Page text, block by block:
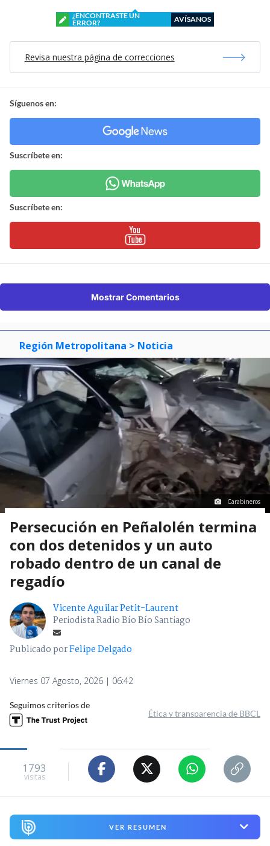
¿ENCONTRASTE UN
ERROR?
AVÍSANOS
Revisa nuestra página de correcciones
Síguenos en:
Suscríbete en:
Suscríbete en:
Mostrar Comentarios
Región Metropolitana > Noticia
Carabineros
Persecución en Peñalolén termina
con dos detenidos y un auto
robado dentro de un canal de
regadío
Vicente Aguilar Petit-Laurent
Periodista Radio Bío Bío Santiago
Publicado porFelipe Delgado
Viernes 07 Agosto, 2026 | 06:42
Seguimos criterios de
Ética y transparencia de BBCL
1793
visitas
VER RESUMEN